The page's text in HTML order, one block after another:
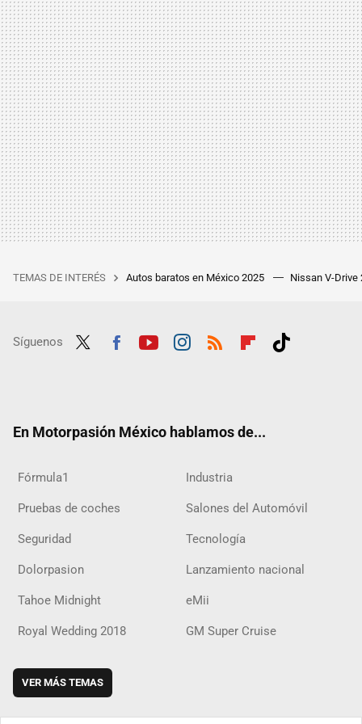
TEMAS DE INTERÉS Autos baratos en México 2025 Nissan V-Drive
Síguenos
En Motorpasión México hablamos de...
Fórmula1 Industria
Pruebas de coches Salones del Automóvil
Seguridad Tecnología
Dolorpasion Lanzamiento nacional
Tahoe Midnight eMii
Royal Wedding 2018 GM Super Cruise
VER MÁS TEMAS